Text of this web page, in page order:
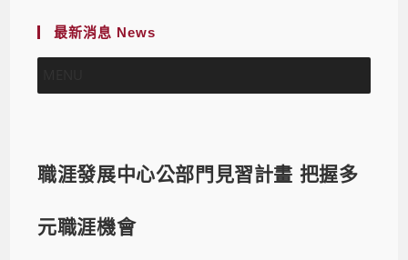
最新消息 News
職涯發展中心公部門見習計畫 把握多
元職涯機會